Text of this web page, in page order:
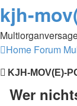
kjh-
Home Forum
KJH-MOV(E)-
Wer